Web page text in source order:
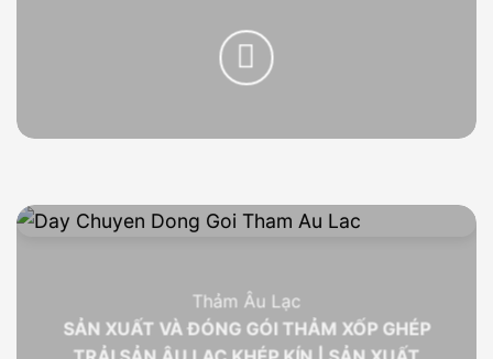
Thảm Âu Lạc
SẢN XUẤT VÀ ĐÓNG GÓI THẢM XỐP GHÉP